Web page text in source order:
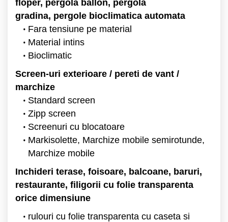
floper, pergola ballon, pergola
gradina, pergole bioclimatica automata
Fara tensiune pe material
Material intins
Bioclimatic
Screen-uri exterioare / pereti de vant /
marchize
Standard screen
Zipp screen
Screenuri cu blocatoare
Markisolette, Marchize mobile semirotunde,
Marchize mobile
Inchideri terase, foisoare, balcoane, baruri,
restaurante, filigorii cu folie transparenta
orice dimensiune
rulouri cu folie transparenta cu caseta si